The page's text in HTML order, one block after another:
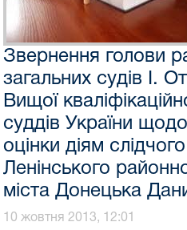
Звернення голови
загальних судів І.
Вищої
суддів України
оцінки діям
Ленінського
міста Донецька
10 жовтня 2013, 12:01